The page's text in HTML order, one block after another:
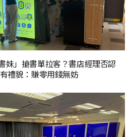
妹」搶書單拉客？書店經理否認
禮貌：賺零用錢無妨